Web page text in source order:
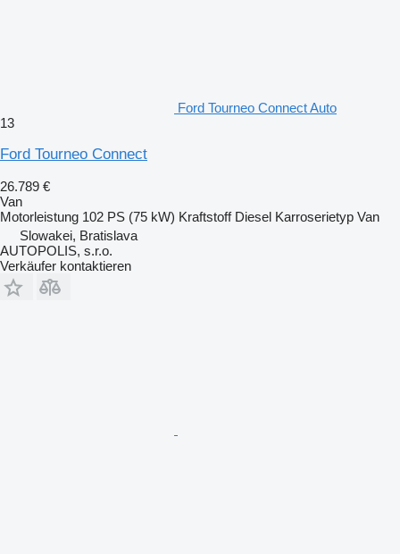
Ford Tourneo Connect Auto
13
Ford Tourneo Connect
26.789 €
Van
Motorleistung 102 PS (75 kW) Kraftstoff Diesel Karroserietyp Van
Slowakei, Bratislava
AUTOPOLIS, s.r.o.
Verkäufer kontaktieren